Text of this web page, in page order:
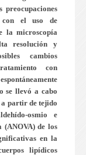
con el uso de
la microscopía
resolución y
cambios
con
se llevó a cabo
a partir de tejido
osmio e
de los
en la
lipídicos